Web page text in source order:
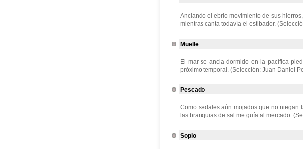
Anclando el ebrio movimiento de sus
mientras canta todavía el estibador.
Muelle
El mar se ancla dormido en la pacífica
próximo temporal. (Selección: Juan Daniel
Pescado
Como sedales aún mojados que no niegan
las branquias de sal me guía al mercado.
Soplo